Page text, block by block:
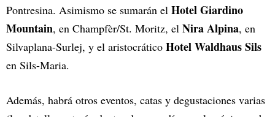
Pontresina. Asimismo se sumarán el Hotel Giardino
Mountain, en Champfèr/St. Moritz, el Nira Alpina, en
Silvaplana-Surlej, y el aristocrático Hotel Waldhaus Sils
en Sils-Maria.
Además, habrá otros eventos, catas y degustaciones varias